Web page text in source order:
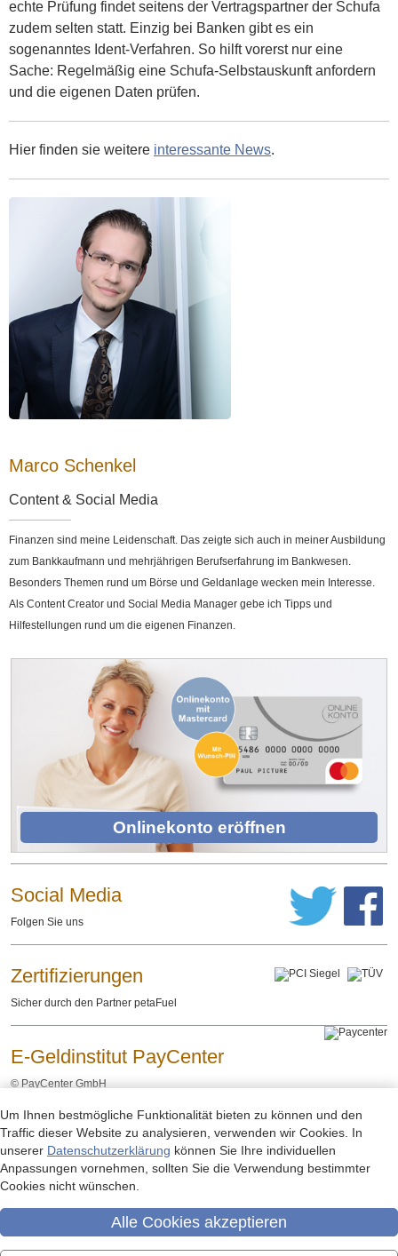
echte Prüfung findet seitens der Vertragspartner der Schufa
zudem selten statt. Einzig bei Banken gibt es ein
sogenanntes Ident-Verfahren. So hilft vorerst nur eine
Sache: Regelmäßig eine Schufa-Selbstauskunft anfordern
und die eigenen Daten prüfen.
Hier finden sie weitere interessante News.
Marco Schenkel
Content & Social Media
Finanzen sind meine Leidenschaft. Das zeigte sich auch in meiner Ausbildung
zum Bankkaufmann und mehrjährigen Berufserfahrung im Bankwesen.
Besonders Themen rund um Börse und Geldanlage wecken mein Interesse.
Als Content Creator und Social Media Manager gebe ich Tipps und
Hilfestellungen rund um die eigenen Finanzen.
Onlinekonto eröffnen
Social Media
Folgen Sie uns
Zertifizierungen
Sicher durch den Partner petaFuel
E-Geldinstitut PayCenter
© PayCenter GmbH
Impressum - Datenschutzerklärung - Rechtliche Hinweise
Um Ihnen bestmögliche Funktionalität bieten zu können und den
Traffic dieser Website zu analysieren, verwenden wir Cookies. In
unserer Datenschutzerklärung können Sie Ihre individuellen
Anpassungen vornehmen, sollten Sie die Verwendung bestimmter
Cookies nicht wünschen.
Alle Cookies akzeptieren